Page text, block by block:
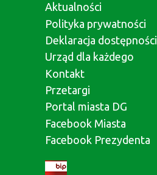
Aktualności
Polityka prywatności
Deklaracja dostępności
Urząd dla każdego
Kontakt
Przetargi
Portal miasta DG
Facebook Miasta
Facebook Prezydenta